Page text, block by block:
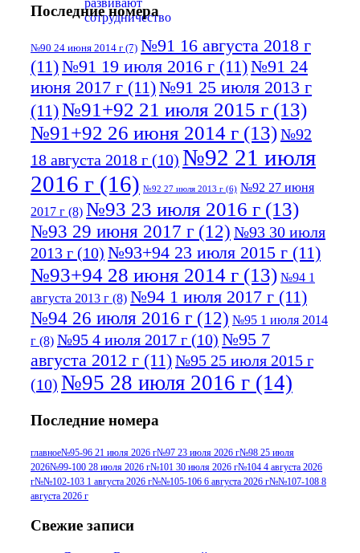
Последние номера
№90 24 июня 2014 г (7) №91 16 августа 2018 г
(11)№91 19 июля 2016 г (11)№91 24
июня 2017 г (11)№91 25 июля 2013 г
(11)№91+92 21 июля 2015 г (13)
№91+92 26 июня 2014 г (13)№92
18 августа 2018 г (10) №92 21 июля
2016 г (16) №92 27 июля 2013 г (6) №92 27 июня
2017 г (8) №93 23 июля 2016 г (13)
№93 29 июня 2017 г (12) №93 30 июля
2013 г (10) №93+94 23 июля 2015 г (11)
№93+94 28 июня 2014 г (13) №94 1
августа 2013 г (8) №94 1 июля 2017 г (11)
№94 26 июля 2016 г (12) №95 1 июля 2014
г (8) №95 4 июля 2017 г (10) №95 7
августа 2012 г (11)№95 25 июля 2015 г
(10) №95 28 июля 2016 г (14)
июля 2017 г(11)№96 9 августа 2012
г(13) №96 28 июля 2015 г(9) №96+97 3
июля 2014 г(10)№96+97 30 июля
2016 г(13)
июля 2017 г
2012 г
(15) №97 30 июля 2015 г
Последние номера
главное№95-96 21 июля 2026 г№97 23 июля 2026 г№98 25 июля
2026№99-100 28 июля 2026 г№101 30 июля 2026 г№104 4 августа 2026
г№№102-103 1 августа 2026 г№№105-106 6 августа 2026 г№№107-108 8
августа 2026 г
Свежие записи